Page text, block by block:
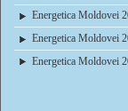
Energetica Moldovei
Energetica Moldovei
Energetica Moldovei